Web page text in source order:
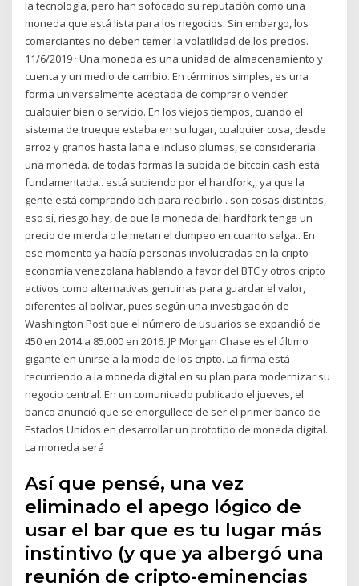
la tecnología, pero han sofocado su reputación como una
moneda que está lista para los negocios. Sin embargo, los
comerciantes no deben temer la volatilidad de los precios.
11/6/2019 · Una moneda es una unidad de almacenamiento y
cuenta y un medio de cambio. En términos simples, es una
forma universalmente aceptada de comprar o vender
cualquier bien o servicio. En los viejos tiempos, cuando el
sistema de trueque estaba en su lugar, cualquier cosa, desde
arroz y granos hasta lana e incluso plumas, se consideraría
una moneda. de todas formas la subida de bitcoin cash está
fundamentada.. está subiendo por el hardfork,, ya que la
gente está comprando bch para recibirlo.. son cosas distintas,
eso sí, riesgo hay, de que la moneda del hardfork tenga un
precio de mierda o le metan el dumpeo en cuanto salga.. En
ese momento ya había personas involucradas en la cripto
economía venezolana hablando a favor del BTC y otros cripto
activos como alternativas genuinas para guardar el valor,
diferentes al bolívar, pues según una investigación de
Washington Post que el número de usuarios se expandió de
450 en 2014 a 85.000 en 2016. JP Morgan Chase es el último
gigante en unirse a la moda de los cripto. La firma está
recurriendo a la moneda digital en su plan para modernizar su
negocio central. En un comunicado publicado el jueves, el
banco anunció que se enorgullece de ser el primer banco de
Estados Unidos en desarrollar un prototipo de moneda digital.
La moneda será
Así que pensé, una vez
eliminado el apego lógico de
usar el bar que es tu lugar más
instintivo (y que ya albergó una
reunión de cripto-eminencias